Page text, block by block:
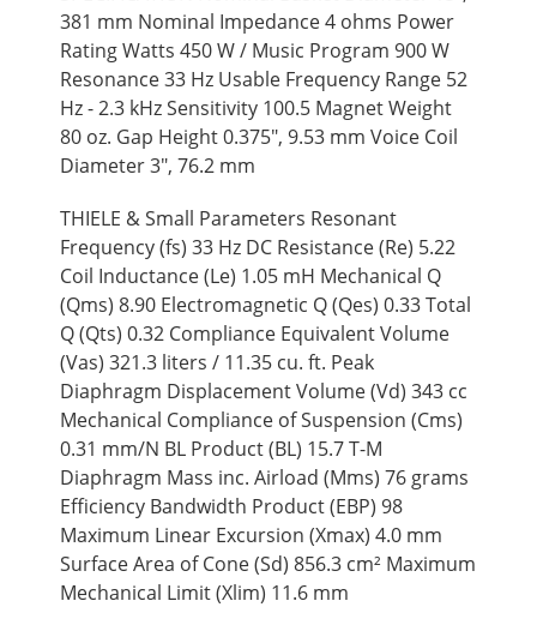
381 mm Nominal Impedance 4 ohms Power
Rating Watts 450 W / Music Program 900 W
Resonance 33 Hz Usable Frequency Range 52
Hz - 2.3 kHz Sensitivity 100.5 Magnet Weight
80 oz. Gap Height 0.375", 9.53 mm Voice Coil
Diameter 3", 76.2 mm
THIELE & Small Parameters Resonant
Frequency (fs) 33 Hz DC Resistance (Re) 5.22
Coil Inductance (Le) 1.05 mH Mechanical Q
(Qms) 8.90 Electromagnetic Q (Qes) 0.33 Total
Q (Qts) 0.32 Compliance Equivalent Volume
(Vas) 321.3 liters / 11.35 cu. ft. Peak
Diaphragm Displacement Volume (Vd) 343 cc
Mechanical Compliance of Suspension (Cms)
0.31 mm/N BL Product (BL) 15.7 T-M
Diaphragm Mass inc. Airload (Mms) 76 grams
Efficiency Bandwidth Product (EBP) 98
Maximum Linear Excursion (Xmax) 4.0 mm
Surface Area of Cone (Sd) 856.3 cm² Maximum
Mechanical Limit (Xlim) 11.6 mm